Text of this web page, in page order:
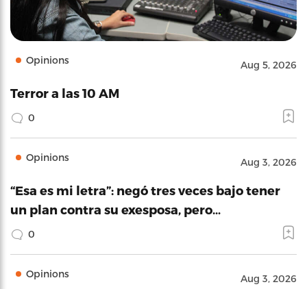
Opinions Aug 5, 2026
Terror a las 10 AM
0
Opinions Aug 3, 2026
“Esa es mi letra”: negó tres veces bajo tener
un plan contra su exesposa, pero…
0
Opinions Aug 3, 2026